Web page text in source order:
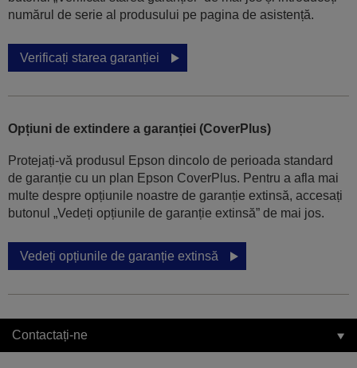
numărul de serie al produsului pe pagina de asistență.
Verificați starea garanției
Opțiuni de extindere a garanției (CoverPlus)
Protejați-vă produsul Epson dincolo de perioada standard
de garanție cu un plan Epson CoverPlus. Pentru a afla mai
multe despre opțiunile noastre de garanție extinsă, accesați
butonul „Vedeți opțiunile de garanție extinsă” de mai jos.
Vedeți opțiunile de garanție extinsă
Contactați-ne